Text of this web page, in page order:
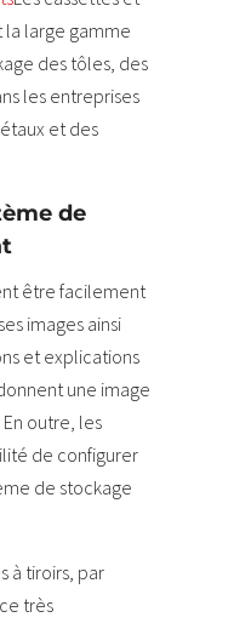
large gamme
des tôles, des
les entreprises
et des
de
être facilement
images ainsi
et explications
une image
outre, les
de configurer
de stockage
à tiroirs, par
très